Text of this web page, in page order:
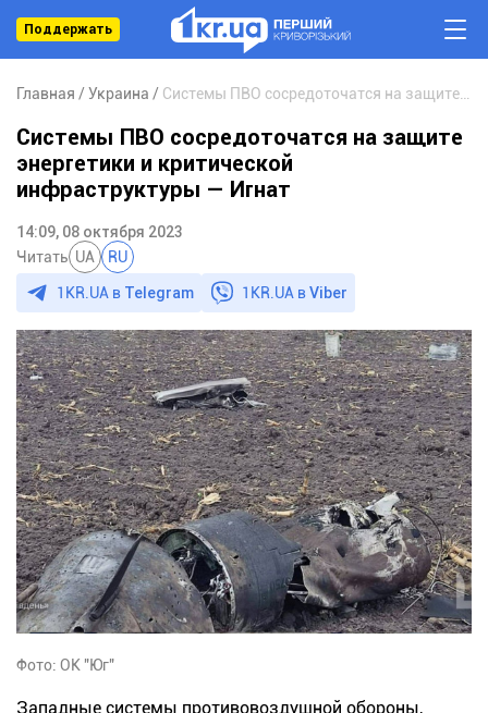
Поддержать
Главная Украина
Системы ПВО сосредоточатся на защите
энергетики и критической
инфраструктуры — Игнат
14:09, 08 октября 2023
Читать UA RU
1KR.UA в Telegram 1KR.UA вViber
Фото: ОК "Юг"
Западные системы противовоздушной обороны,